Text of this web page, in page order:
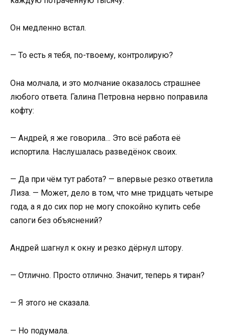
Он медленно встал.
— То есть я тебя, по-твоему, контролирую?
Она молчала, и это молчание оказалось страшнее
любого ответа. Галина Петровна нервно поправила
кофту:
— Андрей, я же говорила… Это всё работа её
испортила. Наслушалась разведёнок своих.
— Да при чём тут работа? — впервые резко ответила
Лиза. — Может, дело в том, что мне тридцать четыре
года, а я до сих пор не могу спокойно купить себе
сапоги без объяснений?
Андрей шагнул к окну и резко дёрнул штору.
— Отлично. Просто отлично. Значит, теперь я тиран?
— Я этого не сказала.
— Но подумала.